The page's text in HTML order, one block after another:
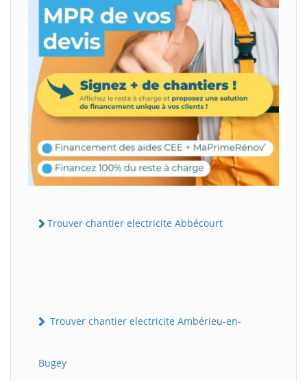
Trouver chantier electricite Abbécourt
Trouver chantier electricite Ambérieu-en-
Bugey